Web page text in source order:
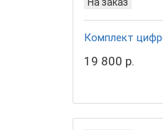
Комплект
19 800 р.